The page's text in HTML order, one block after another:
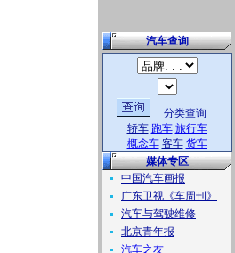
汽车查询
分类查询
轿车 跑车 旅行车
概念车 客车 货车
媒体专区
中国汽车画报
广东卫视《车周刊》
汽车与驾驶维修
北京青年报
汽车之友